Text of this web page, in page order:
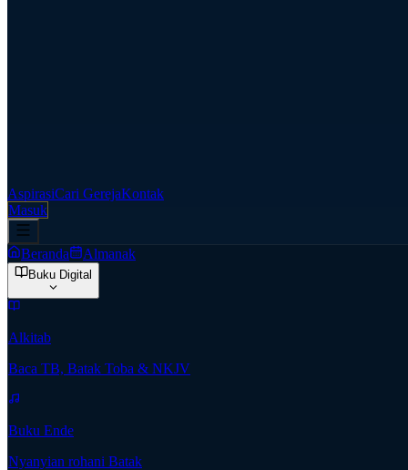
AspirasiCari GerejaKontak
Masuk
Beranda Almanak
Buku Digital
Alkitab
Baca TB, Batak Toba & NKJV
Buku Ende
Nyanyian rohani Batak